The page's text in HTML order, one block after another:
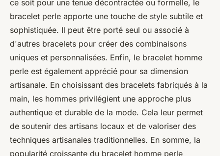
ce soit pour une tenue décontractée ou formelle, le
bracelet perle apporte une touche de style subtile et
sophistiquée. Il peut être porté seul ou associé à
d'autres bracelets pour créer des combinaisons
uniques et personnalisées. Enfin, le bracelet homme
perle est également apprécié pour sa dimension
artisanale. En choisissant des bracelets fabriqués à la
main, les hommes privilégient une approche plus
authentique et durable de la mode. Cela leur permet
de soutenir des artisans locaux et de valoriser des
techniques artisanales traditionnelles. En somme, la
popularité croissante du bracelet homme perle